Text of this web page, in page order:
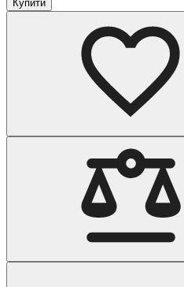
Купити